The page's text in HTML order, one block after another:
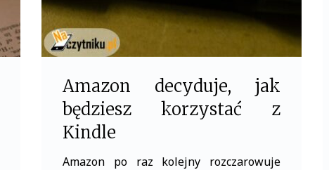
Amazon decyduje, jak
będziesz korzystać z
Kindle
Amazon po raz kolejny rozczarowuje